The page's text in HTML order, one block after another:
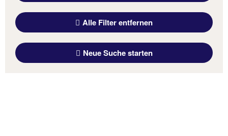
Alle Filter entfernen
Neue Suche starten